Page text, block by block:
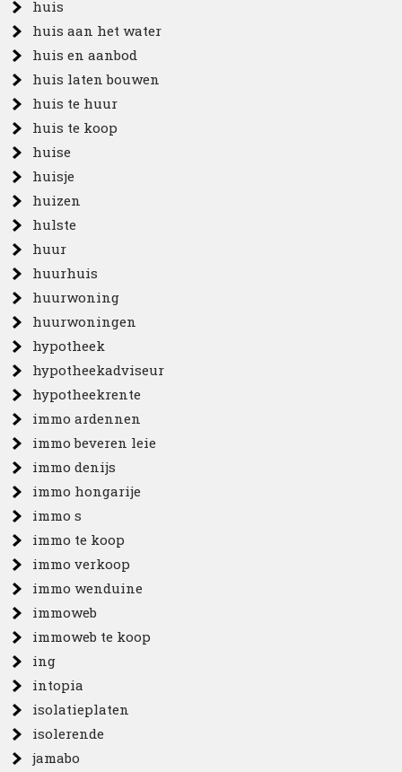
huis
huis aan het water
huis en aanbod
huis laten bouwen
huis te huur
huis te koop
huise
huisje
huizen
hulste
huur
huurhuis
huurwoning
huurwoningen
hypotheek
hypotheekadviseur
hypotheekrente
immo ardennen
immo beveren leie
immo denijs
immo hongarije
immo s
immo te koop
immo verkoop
immo wenduine
immoweb
immoweb te koop
ing
intopia
isolatieplaten
isolerende
jamabo